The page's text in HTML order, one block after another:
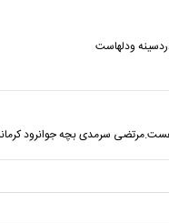
ودلهاست
هست.مرتضی سرمدی بچه جوانرود